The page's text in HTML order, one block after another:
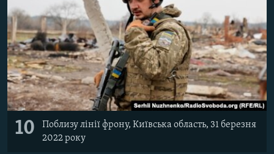
10
Поблизу лінії фрону, Київська область, 31 березня
2022 року